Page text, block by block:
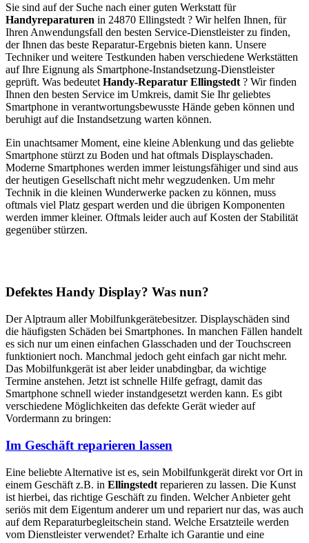
Sie sind auf der Suche nach einer guten Werkstatt für
Handyreparaturen in 24870 Ellingstedt ? Wir helfen Ihnen, für
Ihren Anwendungsfall den besten Service-Dienstleister zu finden,
der Ihnen das beste Reparatur-Ergebnis bieten kann. Unsere
Techniker und weitere Testkunden haben verschiedene Werkstätten
auf Ihre Eignung als Smartphone-Instandsetzung-Dienstleister
geprüft. Was bedeutet Handy-Reparatur Ellingstedt ? Wir finden
Ihnen den besten Service im Umkreis, damit Sie Ihr geliebtes
Smartphone in verantwortungsbewusste Hände geben können und
beruhigt auf die Instandsetzung warten können.
Ein unachtsamer Moment, eine kleine Ablenkung und das geliebte
Smartphone stürzt zu Boden und hat oftmals Displayschaden.
Moderne Smartphones werden immer leistungsfähiger und sind aus
der heutigen Gesellschaft nicht mehr wegzudenken. Um mehr
Technik in die kleinen Wunderwerke packen zu können, muss
oftmals viel Platz gespart werden und die übrigen Komponenten
werden immer kleiner. Oftmals leider auch auf Kosten der Stabilität
gegenüber stürzen.
Defektes Handy Display? Was nun?
Der Alptraum aller Mobilfunkgerätebesitzer. Displayschäden sind
die häufigsten Schäden bei Smartphones. In manchen Fällen handelt
es sich nur um einen einfachen Glasschaden und der Touchscreen
funktioniert noch. Manchmal jedoch geht einfach gar nicht mehr.
Das Mobilfunkgerät ist aber leider unabdingbar, da wichtige
Termine anstehen. Jetzt ist schnelle Hilfe gefragt, damit das
Smartphone schnell wieder instandgesetzt werden kann. Es gibt
verschiedene Möglichkeiten das defekte Gerät wieder auf
Vordermann zu bringen:
Im Geschäft reparieren lassen
Eine beliebte Alternative ist es, sein Mobilfunkgerät direkt vor Ort in
einem Geschäft z.B. in Ellingstedt reparieren zu lassen. Die Kunst
ist hierbei, das richtige Geschäft zu finden. Welcher Anbieter geht
seriös mit dem Eigentum anderer um und repariert nur das, was auch
auf dem Reparaturbegleitschein stand. Welche Ersatzteile werden
vom Dienstleister verwendet? Erhalte ich Garantie und eine